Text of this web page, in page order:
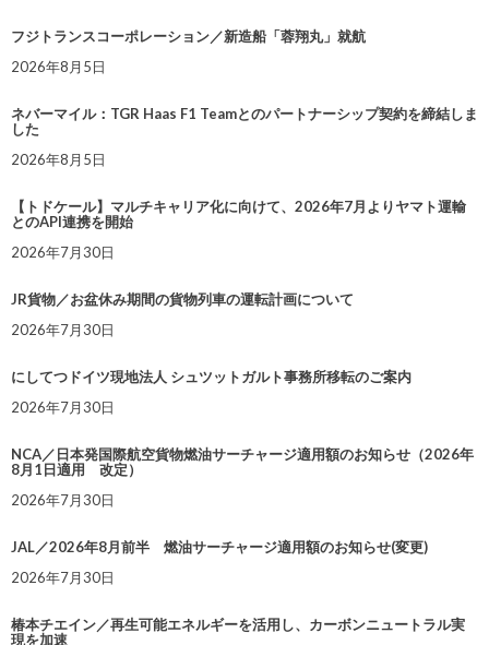
フジトランスコーポレーション／新造船「蓉翔丸」就航
2026年8月5日
ネバーマイル：TGR Haas F1 Teamとのパートナーシップ契約を締結しま
した
2026年8月5日
【トドケール】マルチキャリア化に向けて、2026年7月よりヤマト運輸
とのAPI連携を開始
2026年7月30日
JR貨物／お盆休み期間の貨物列車の運転計画について
2026年7月30日
にしてつドイツ現地法人 シュツットガルト事務所移転のご案内
2026年7月30日
NCA／日本発国際航空貨物燃油サーチャージ適用額のお知らせ（2026年
8月1日適用 改定）
2026年7月30日
JAL／2026年8月前半 燃油サーチャージ適用額のお知らせ(変更)
2026年7月30日
椿本チエイン／再生可能エネルギーを活用し、カーボンニュートラル実
現を加速